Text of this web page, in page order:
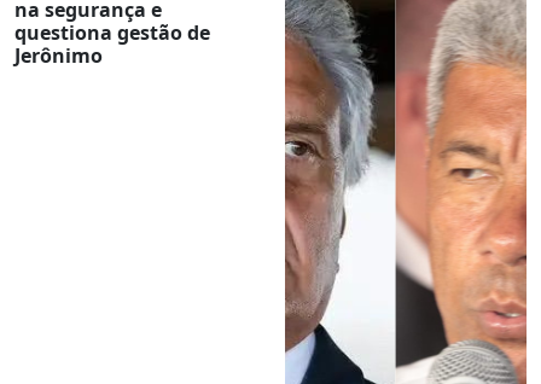
na segurança e
questiona gestão de
Jerônimo